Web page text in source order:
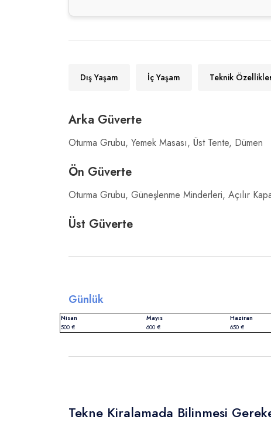
Dış Yaşam İç Yaşam Teknik
Arka Güverte
Oturma Grubu, Yemek Masası, Üst Tente, Dümen
Ön Güverte
Oturma Grubu, Güneşlenme Minderleri, Açılır
Üst Güverte
Günlük
Nisan Mayıs Haziran
500 €
600 € 650 €
Tekne Kiralamada Bilinmesi